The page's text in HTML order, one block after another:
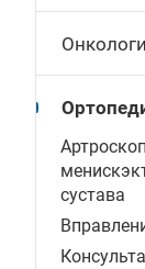
сустава